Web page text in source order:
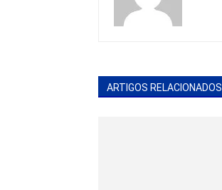
ARTIGOS RELACIONADOS